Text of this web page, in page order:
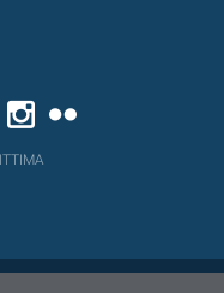
YouTubeInstagram